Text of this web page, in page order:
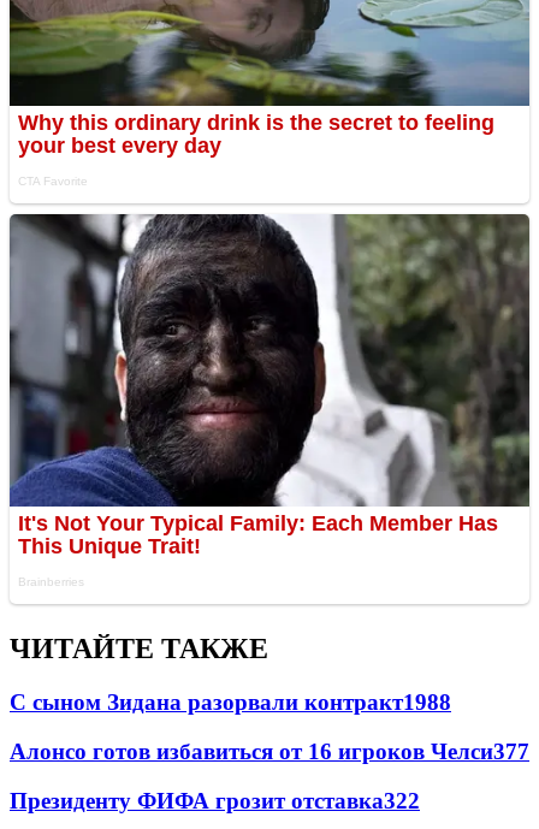
ЧИТАЙТЕ ТАКЖЕ
С сыном Зидана разорвали контракт1988
Алонсо готов избавиться от 16 игроков Челси377
Президенту ФИФА грозит отставка322